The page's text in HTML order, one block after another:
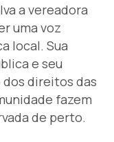
a vereadora
uma voz
local. Sua
e seu
direitos das
fazem
de perto.